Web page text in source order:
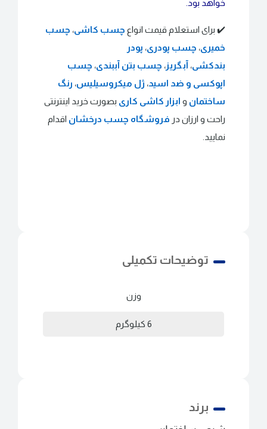
خواهد بود.
✔️ برای استعلام قیمت انواع چسب کاشی، چسب
خمیری، چسب پودری، پودر
بندکشی، آبگریز، چسب بتن آببندی، چسب
اپوکسی و ضد اسید، ژل میکروسیلیس، رنگ
ساختمان و ابزار کاشی کاری بصورت خرید اینترنتی
راحت و ارزان در فروشگاه چسب درخشان اقدام
نمایید.
توضیحات تکمیلی
وزن
6 کیلوگرم
برند